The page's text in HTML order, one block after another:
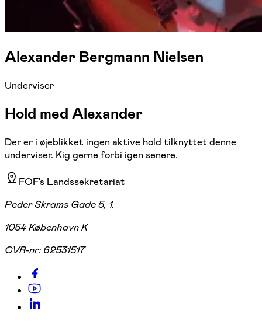
Alexander Bergmann Nielsen
Underviser
Hold med Alexander
Der er i øjeblikket ingen aktive hold tilknyttet denne
underviser. Kig gerne forbi igen senere.
FOF's Landssekretariat
Peder Skrams Gade 5, 1.
1054 København K
CVR-nr: 62531517